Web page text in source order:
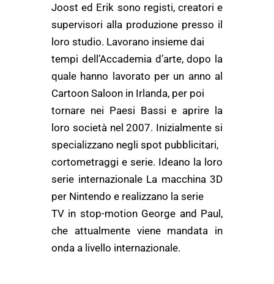
Joost ed Erik sono registi, creatori e
supervisori alla produzione presso il
loro studio. Lavorano insieme dai
tempi dell’Accademia d’arte, dopo la
quale hanno lavorato per un anno al
Cartoon Saloon in Irlanda, per poi
tornare nei Paesi Bassi e aprire la
loro società nel 2007. Inizialmente si
specializzano negli spot pubblicitari,
cortometraggi e serie. Ideano la loro
serie internazionale La macchina 3D
per Nintendo e realizzano la serie
TV in stop-motion George and Paul,
che attualmente viene mandata in
onda a livello internazionale.